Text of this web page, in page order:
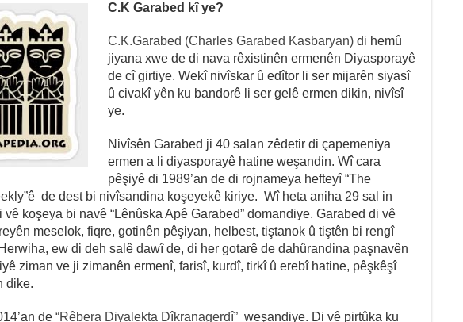
C.K Garabed kî ye?
C.K.Garabed (Charles Garabed Kasbaryan)di hemû
jiyana xwe de di nava rêxistinên ermenên Diyasporayê
de cî girtiye. Wekî nivîskar û edîtor li ser mijarên siyasî
û civakî yên ku bandorê li ser gelê ermen dikin, nivîsî
ye.
Nivîsên Garabed ji 40 salan zêdetir di çapemeniya
ermen a li diyasporayê hatine weşandin. Wî cara
pêşiyê di 1989’an de di rojnameya hefteyî “The
de dest bi nivîsandina koşeyekê kiriye. Wî heta aniha 29 sal in
koşeya bi navê “Lênûska Apê Garabed” domandiye. Garabed di vê
meselok, fiqre, gotinên pêşiyan, helbest, tiştanok û tiştên bi rengî
ew di deh salê dawî de, di her gotarê de dahûrandina paşnavên
ziman ve ji zimanên ermenî, farisî, kurdî, tirkî û erebî hatine, pêşkêşî
dike.
de “Rêbera Diyalekta Dîkranagerdî”weşandiye. Di vê pirtûka ku